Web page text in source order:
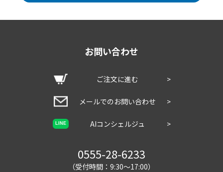
お問い合わせ
ご注文に進む >
メールでのお問い合わせ >
LINE AIコンシェルジュ >
0555-28-6233
（受付時間：9:30～17:00）